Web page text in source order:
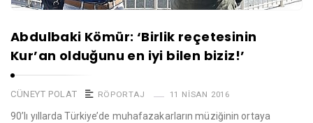
Abdulbaki Kömür: ‘Birlik reçetesinin
Kur’an olduğunu en iyi bilen biziz!’
CÜNEYT POLAT RÖPORTAJ 11 NISAN 2016
90’lı yıllarda Türkiye’de muhafazakarların müziğinin ortaya